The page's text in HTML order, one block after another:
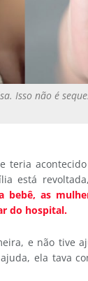
Isso não é
teria
está
bebê, as
do hospital.
e não tive
ela tava